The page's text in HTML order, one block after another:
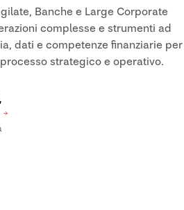
Banche e Large Corporate
complesse e strumenti ad
dati e competenze finanziarie per
strategico e operativo.